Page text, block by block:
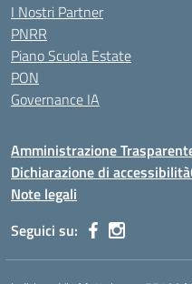
I Nostri Partner
PNRR
Piano Scuola Estate
PON
Governance IA
Amministrazione
Dichiarazione di accessibilità
Note legali
Seguici su: